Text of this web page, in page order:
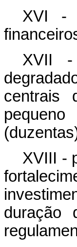
XVI -
XVII
centrais
XVIII -
duração